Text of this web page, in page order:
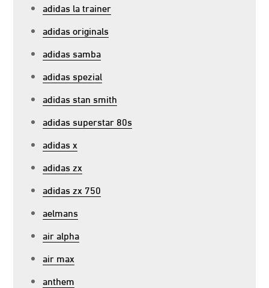
adidas la trainer
adidas originals
adidas samba
adidas spezial
adidas stan smith
adidas superstar 80s
adidas x
adidas zx
adidas zx 750
aelmans
air alpha
air max
anthem